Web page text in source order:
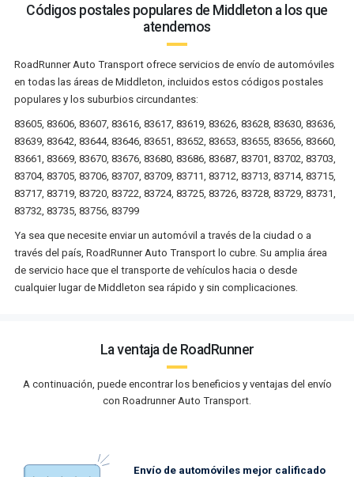
Códigos postales populares de Middleton a los que
atendemos
RoadRunner Auto Transport ofrece servicios de envío de automóviles
en todas las áreas de Middleton, incluidos estos códigos postales
populares y los suburbios circundantes:
83605, 83606, 83607, 83616, 83617, 83619, 83626, 83628, 83630, 83636,
83639, 83642, 83644, 83646, 83651, 83652, 83653, 83655, 83656, 83660,
83661, 83669, 83670, 83676, 83680, 83686, 83687, 83701, 83702, 83703,
83704, 83705, 83706, 83707, 83709, 83711, 83712, 83713, 83714, 83715,
83717, 83719, 83720, 83722, 83724, 83725, 83726, 83728, 83729, 83731,
83732, 83735, 83756, 83799
Ya sea que necesite enviar un automóvil a través de la ciudad o a
través del país, RoadRunner Auto Transport lo cubre. Su amplia área
de servicio hace que el transporte de vehículos hacia o desde
cualquier lugar de Middleton sea rápido y sin complicaciones.
La ventaja de RoadRunner
A continuación, puede encontrar los beneficios y ventajas del envío
con Roadrunner Auto Transport.
Envío de automóviles mejor calificado